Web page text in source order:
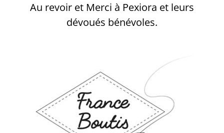
Au revoir et Merci à Pexiora et leurs
dévoués bénévoles.